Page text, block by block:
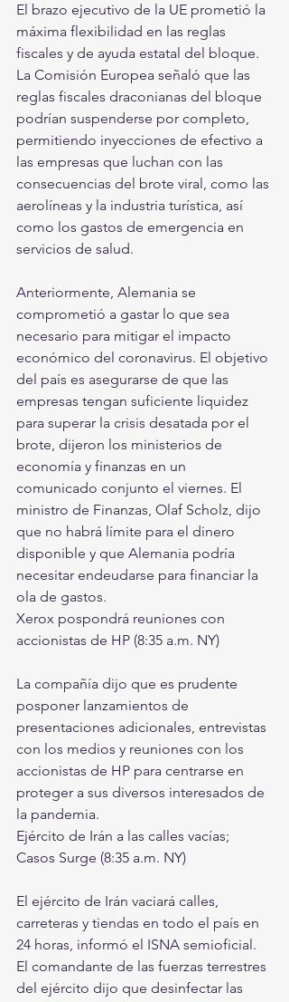
El brazo ejecutivo de la UE prometió la
máxima flexibilidad en las reglas
fiscales y de ayuda estatal del bloque.
La Comisión Europea señaló que las
reglas fiscales draconianas del bloque
podrían suspenderse por completo,
permitiendo inyecciones de efectivo a
las empresas que luchan con las
consecuencias del brote viral, como las
aerolíneas y la industria turística, así
como los gastos de emergencia en
servicios de salud.
Anteriormente, Alemania se
comprometió a gastar lo que sea
necesario para mitigar el impacto
económico del coronavirus. El objetivo
del país es asegurarse de que las
empresas tengan suficiente liquidez
para superar la crisis desatada por el
brote, dijeron los ministerios de
economía y finanzas en un
comunicado conjunto el viernes. El
ministro de Finanzas, Olaf Scholz, dijo
que no habrá límite para el dinero
disponible y que Alemania podría
necesitar endeudarse para financiar la
ola de gastos.
Xerox pospondrá reuniones con
accionistas de HP (8:35 a.m. NY)
La compañía dijo que es prudente
posponer lanzamientos de
presentaciones adicionales, entrevistas
con los medios y reuniones con los
accionistas de HP para centrarse en
proteger a sus diversos interesados ​​de
la pandemia.
Ejército de Irán a las calles vacías;
Casos Surge (8:35 a.m. NY)
El ejército de Irán vaciará calles,
carreteras y tiendas en todo el país en
24 horas, informó el ISNA semioficial.
El comandante de las fuerzas terrestres
del ejército dijo que desinfectar las